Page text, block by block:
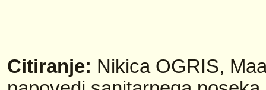
Citiranje: Nikica OGRIS,